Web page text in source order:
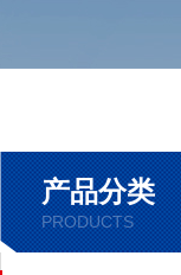
产品分类
PRODUCTS